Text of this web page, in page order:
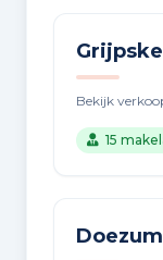
Bekijk
15
Doezum